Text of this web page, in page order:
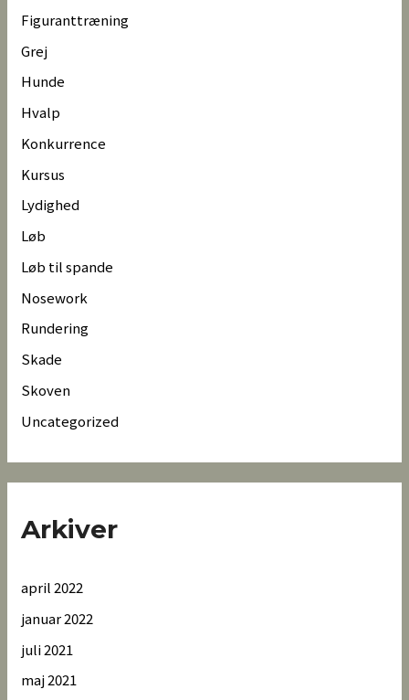
Figuranttræning
Grej
Hunde
Hvalp
Konkurrence
Kursus
Lydighed
Løb
Løb til spande
Nosework
Rundering
Skade
Skoven
Uncategorized
Arkiver
april 2022
januar 2022
juli 2021
maj 2021